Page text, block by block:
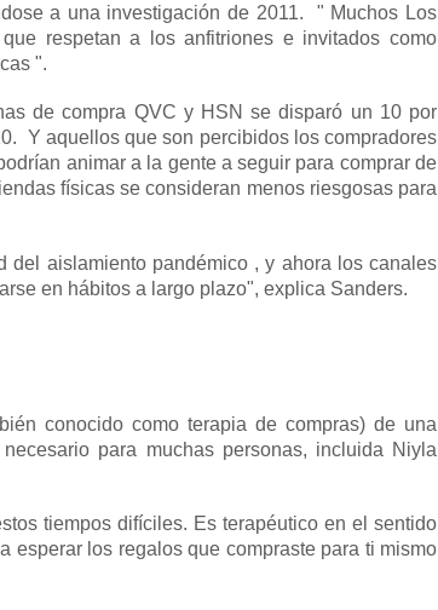
a una investigación de 2011.
" Muchos Los
respetan a los anfitriones e invitados como
".
de compra QVC y HSN se disparó un 10 por
Y aquellos que son percibidos los compradores
animar a la gente a seguir para comprar de
físicas se consideran menos riesgosas para
del aislamientopandémico , y ahora los canales
en hábitos a largo plazo", explica Sanders.
conocido como terapia de compras) de una
para muchas personas, incluida Niyla
tiempos difíciles. Es terapéutico en el sentido
esperar los regalos que compraste para ti mismo